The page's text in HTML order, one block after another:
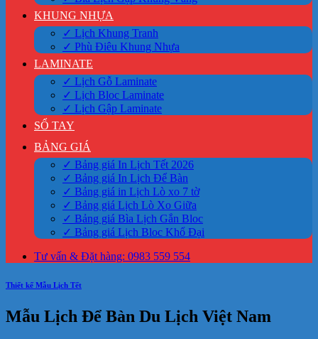
KHUNG NHỰA
✓ Lịch Khung Tranh
✓ Phù Điêu Khung Nhựa
LAMINATE
✓ Lịch Gỗ Laminate
✓ Lịch Bloc Laminate
✓ Lịch Gập Laminate
SỔ TAY
BẢNG GIÁ
✓ Bảng giá In Lịch Tết 2026
✓ Bảng giá In Lịch Để Bàn
✓ Bảng giá in Lịch Lò xo 7 tờ
✓ Bảng giá Lịch Lò Xo Giữa
✓ Bảng giá Bìa Lịch Gắn Bloc
✓ Bảng giá Lịch Bloc Khổ Đại
Tư vấn & Đặt hàng: 0983 559 554
Thiết kế Mẫu Lịch Tết
Mẫu Lịch Để Bàn Du Lịch Việt Nam